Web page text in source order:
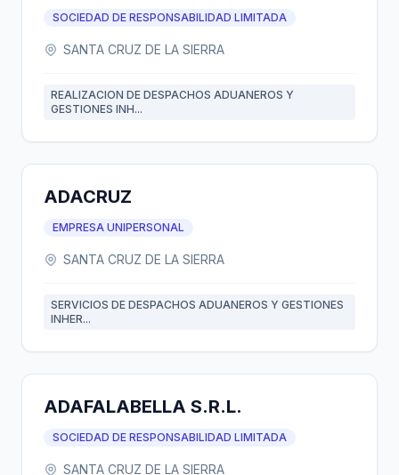
SOCIEDAD DE RESPONSABILIDAD LIMITADA
SANTA CRUZ DE LA SIERRA
REALIZACION DE DESPACHOS ADUANEROS Y
GESTIONES INH...
ADACRUZ
EMPRESA UNIPERSONAL
SANTA CRUZ DE LA SIERRA
SERVICIOS DE DESPACHOS ADUANEROS Y GESTIONES
INHER...
ADAFALABELLA S.R.L.
SOCIEDAD DE RESPONSABILIDAD LIMITADA
SANTA CRUZ DE LA SIERRA